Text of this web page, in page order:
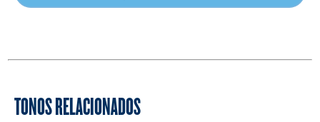
TONOS RELACIONADOS